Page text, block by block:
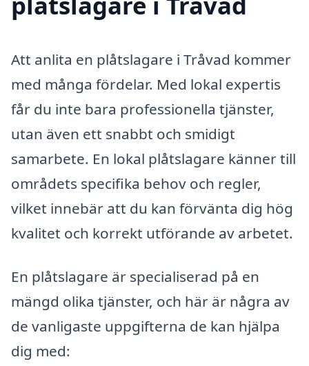
Att anlita en plåtslagare i Tråvad kommer
med många fördelar. Med lokal expertis
får du inte bara professionella tjänster,
utan även ett snabbt och smidigt
samarbete. En lokal plåtslagare känner till
områdets specifika behov och regler,
vilket innebär att du kan förvänta dig hög
kvalitet och korrekt utförande av arbetet.
En plåtslagare är specialiserad på en
mängd olika tjänster, och här är några av
de vanligaste uppgifterna de kan hjälpa
dig med: